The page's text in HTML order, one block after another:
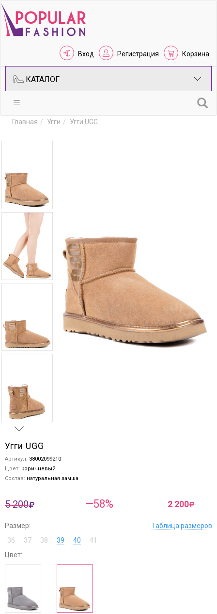
Вход Регистрация Корзина
КАТАЛОГ
Главная Угги Угги UGG
Угги UGG
Артикул: 38002099210
Цвет: коричневый
Состав: натуральная замша
5 200 —58% 2 200
Размер:
Таблица размеров
36
37 38 39 40
41
Цвет: